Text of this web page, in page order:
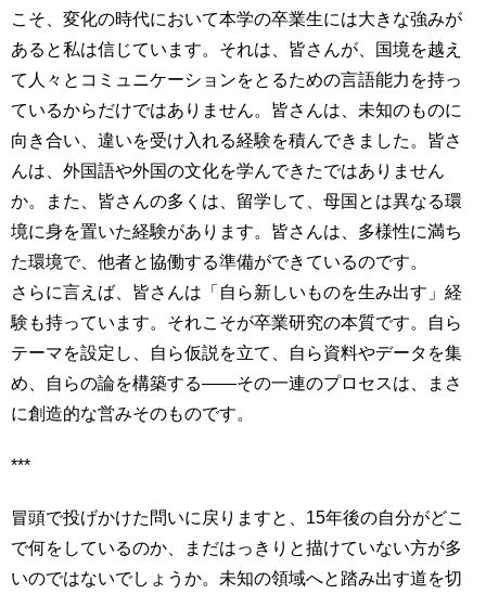
こそ、変化の時代において本学の卒業生には大きな強みが
あると私は信じています。それは、皆さんが、国境を越え
て人々とコミュニケーションをとるための言語能力を持っ
ているからだけではありません。皆さんは、未知のものに
向き合い、違いを受け入れる経験を積んできました。皆さ
んは、外国語や外国の文化を学んできたではありません
か。また、皆さんの多くは、留学して、母国とは異なる環
境に身を置いた経験があります。皆さんは、多様性に満ち
た環境で、他者と協働する準備ができているのです。
さらに言えば、皆さんは「自ら新しいものを生み出す」経
験も持っています。それこそが卒業研究の本質です。自ら
テーマを設定し、自ら仮説を立て、自ら資料やデータを集
め、自らの論を構築する――その一連のプロセスは、まさ
に創造的な営みそのものです。
***
冒頭で投げかけた問いに戻りますと、15年後の自分がどこ
で何をしているのか、まだはっきりと描けていない方が多
いのではないでしょうか。未知の領域へと踏み出す道を切